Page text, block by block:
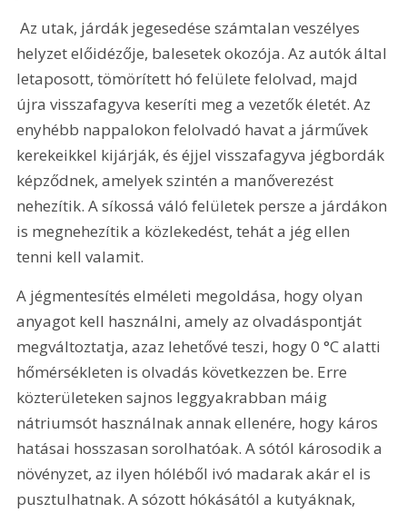
Az utak, járdák jegesedése számtalan veszélyes
helyzet előidézője, balesetek okozója. Az autók által
letaposott, tömörített hó felülete felolvad, majd
újra visszafagyva keseríti meg a vezetők életét. Az
enyhébb nappalokon felolvadó havat a járművek
kerekeikkel kijárják, és éjjel visszafagyva jégbordák
képződnek, amelyek szintén a manőverezést
nehezítik. A síkossá váló felületek persze a járdákon
is megnehezítik a közlekedést, tehát a jég ellen
tenni kell valamit.
A jégmentesítés elméleti megoldása, hogy olyan
anyagot kell használni, amely az olvadáspontját
megváltoztatja, azaz lehetővé teszi, hogy 0 °C alatti
hőmérsékleten is olvadás következzen be. Erre
közterületeken sajnos leggyakrabban máig
nátriumsót használnak annak ellenére, hogy káros
hatásai hosszasan sorolhatóak. A sótól károsodik a
növényzet, az ilyen hóléből ivó madarak akár el is
pusztulhatnak. A sózott hókásától a kutyáknak,